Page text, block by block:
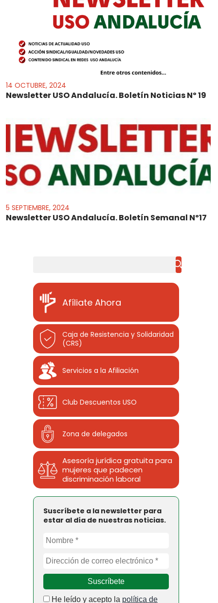
14 OCTUBRE, 2024
Newsletter USO Andalucía. Boletín Noticias Nº 19
5 SEPTIEMBRE, 2024
Newsletter USO Andalucía. Boletín Semanal Nº17
Afíliate Ahora
Caja de Resistencia y Solidaridad
(CRS)
Servicios a la Afiliación
Club Descuentos USO
Zona de delegados
Asesoría jurídica gratuita para
mujeres que padecen
discriminación laboral
Suscríbete a la newsletter para
estar al día de nuestras noticias.
He leído y acepto la política de